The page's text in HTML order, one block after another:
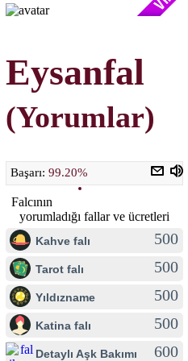
Eysanfal
(Yorumlar)
Başarı: 99.20%
Falcının
yorumladığı fallar ve ücretleri
Kahve falı 500
Tarot falı 500
Yıldızname 500
Katina falı 500
Detaylı Aşk Bakımı 600